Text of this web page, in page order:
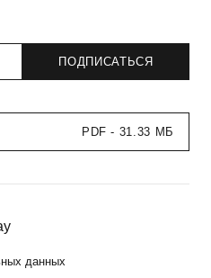
PDF - 31.33 МБ
данных